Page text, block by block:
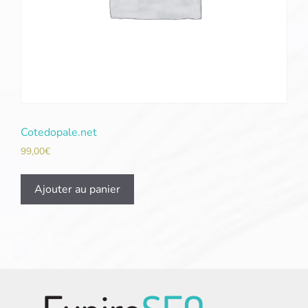
Cotedopale.net
99,00€
Ajouter au panier